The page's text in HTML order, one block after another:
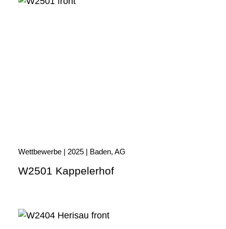
Wettbewerbe | 2025 | Baden, AG
W2501 Kappelerhof